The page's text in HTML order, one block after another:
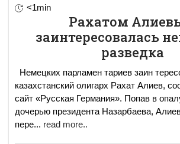
<1min
Рахатом
заинтересовалась
разведка
Немецких парламен тариев заин
казахстанский олигарх Рахат Алиев,
сайт «Русская Германия». Попав в
дочерью президента Назарбаева,
пере... read more..